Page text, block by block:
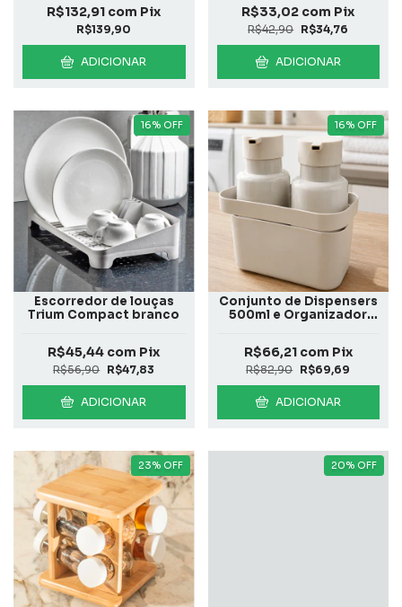
R$139,90
R$132,91 com Pix
ADICIONAR
R$42,90 R$34,76
R$33,02 com Pix
ADICIONAR
16% OFF
Escorredor de louças
Trium Compact branco
R$56,90 R$47,83
R$45,44 com Pix
ADICIONAR
16% OFF
Conjunto de Dispensers
500ml e Organizador
R$82,90 R$69,69
R$66,21 com Pix
ADICIONAR
23% OFF 20% OFF